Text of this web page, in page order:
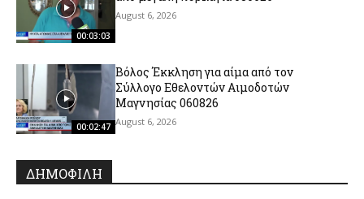
00:03:03
August 6, 2026
00:02:47
Βόλος Έκκληση για αίμα από τον
Σύλλογο Εθελοντών Αιμοδοτών
Μαγνησίας 060826
August 6, 2026
ΔΗΜΟΦΙΛΗ